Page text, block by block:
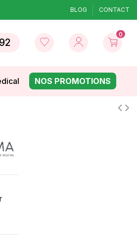
BLOG CONTACT
0
NOS PROMOTIONS